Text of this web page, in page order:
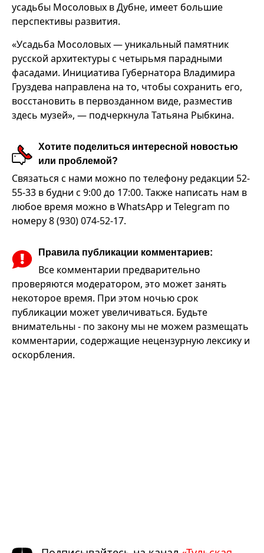
усадьбы Мосоловых в Дубне, имеет большие
перспективы развития.
«Усадьба Мосоловых — уникальный памятник
русской архитектуры с четырьмя парадными
фасадами. Инициатива Губернатора Владимира
Груздева направлена на то, чтобы сохранить его,
восстановить в первозданном виде, разместив
здесь музей», — подчеркнула Татьяна Рыбкина.
Хотите поделиться интересной новостью
или проблемой?
Связаться с нами можно по телефону редакции 52-
55-33 в будни с 9:00 до 17:00. Также написать нам в
любое время можно в WhatsApp и Telegram по
номеру 8 (930) 074-52-17.
Правила публикации комментариев:
Все комментарии предварительно
проверяются модератором, это может занять
некоторое время. При этом ночью срок
публикации может увеличиваться. Будьте
внимательны - по закону мы не можем размещать
комментарии, содержащие нецензурную лексику и
оскорбления.